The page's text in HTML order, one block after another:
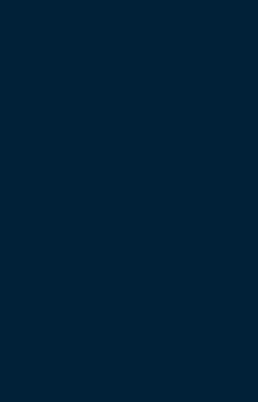
a výhodné je, že lze
zastíní i
levnější řešení.